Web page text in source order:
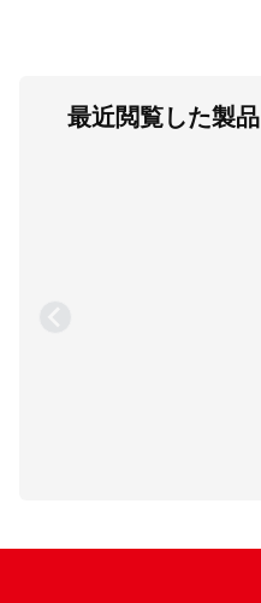
最近閲覧した製品